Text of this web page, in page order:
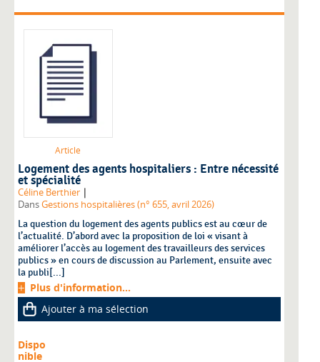
Article
Logement des agents hospitaliers : Entre nécessité
et spécialité
Céline Berthier |
DansGestions hospitalières (n° 655, avril 2026)
La question du logement des agents publics est au cœur de
l’actualité. D’abord avec la proposition de loi « visant à
améliorer l’accès au logement des travailleurs des services
publics » en cours de discussion au Parlement, ensuite avec
la publi[...]
Plus d'information...
Ajouter à ma sélection
Dispo
nible